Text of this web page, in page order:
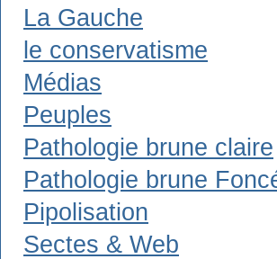
La Gauche
le conservatisme
Médias
Peuples
Pathologie brune claire
Pathologie brune
Pipolisation
Sectes & Web